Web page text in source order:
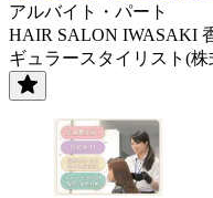
アルバイト・パート
HAIR SALON IWASAKI
ギュラースタイリスト(